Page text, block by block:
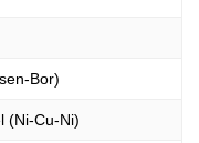
Bor)
(Ni-Cu-Ni)